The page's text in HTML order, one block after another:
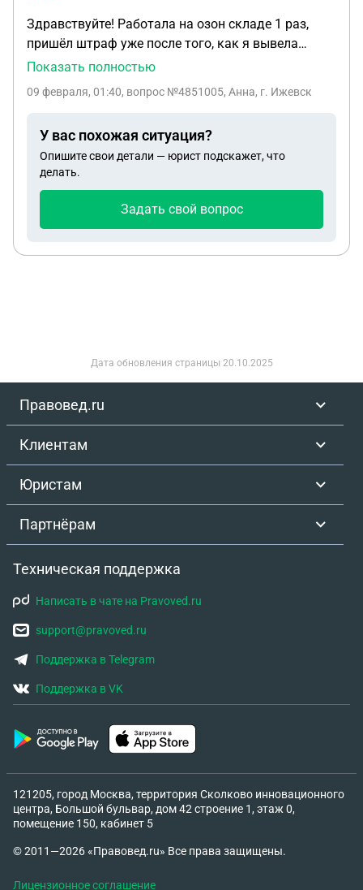
Здравствуйте! Работала на озон складе 1 раз,
пришёл штраф уже после того, как я вывела
деньги и спустя 2 недели после той моей 1 смены.
штраф 300р, якобы я потеряла 2 товара, хотя я их
этом. Что будет, если я не погашу этот штраф в
300р? Чтобы погасить через перевод, там как-то
муторно и нужны мои паспортные данные,
выходить ещё раз туда - не охото тратить столько
Показать полностью
09 февраля, 01:40, вопрос №4851005, Анна, г. Ижевск
У вас похожая ситуация?
Опишите свои детали — юрист подскажет, что
делать.
Задать свой вопрос
Дата обновления страницы 20.10.2025
Правовед.ru
Клиентам
Юристам
Партнёрам
Техническая поддержка
Написать в чате на Pravoved.ru
support@pravoved.ru
Поддержка в Telegram
Поддержка в VK
121205, город Москва, территория Сколково инновационного
центра, Большой бульвар, дом 42 строение 1, этаж 0,
помещение 150, кабинет 5
© 2011—2026 «Правовед.ru» Все права защищены.
Лицензионное соглашение